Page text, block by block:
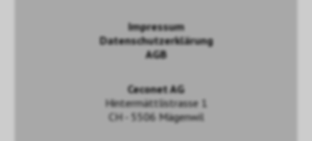
Impressum
Datenschutzerklärung
AGB
Ceconet AG
Hintermättlistrasse 1
CH - 5506 Mägenwil